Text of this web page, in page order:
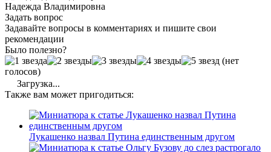
Надежда Владимировна
Задать вопрос
Задавайте вопросы в комментариях и пишите свои
рекомендации
Было полезно?
(нет
голосов)
Загрузка...
Также вам может пригодиться:
Лукашенко назвал Путина единственным другом